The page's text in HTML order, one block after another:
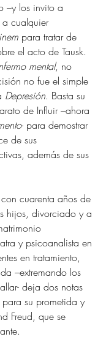
–y los invito a
a cualquier
para tratar de
el acto de Tausk.
mental, no
no fue el simple
Depresión. Basta su
de Influir –ahora
- para demostrar
de sus
además de sus
cuarenta años de
hijos, divorciado y a
y psicoanalista en
en tratamiento,
–extremando los
deja dos notas
su prometida y
Freud, que se